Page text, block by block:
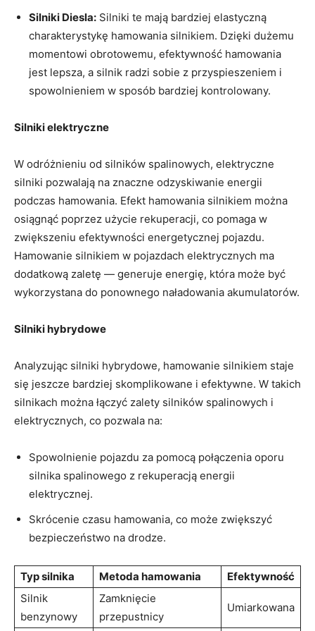
Silniki Diesla: Silniki te mają bardziej elastyczną
charakterystykę hamowania silnikiem. Dzięki dużemu
momentowi obrotowemu, efektywność hamowania
jest lepsza, a silnik radzi sobie z przyspieszeniem i
spowolnieniem w sposób bardziej kontrolowany.
Silniki elektryczne
W odróżnieniu od silników spalinowych, elektryczne
silniki pozwalają na znaczne odzyskiwanie energii
podczas hamowania. Efekt hamowania silnikiem można
osiągnąć poprzez użycie rekuperacji, co pomaga w
zwiększeniu efektywności energetycznej pojazdu.
Hamowanie silnikiem w pojazdach elektrycznych ma
dodatkową zaletę — generuje energię, która może być
wykorzystana do ponownego naładowania akumulatorów.
Silniki hybrydowe
Analyzując silniki hybrydowe, hamowanie silnikiem staje
się jeszcze bardziej skomplikowane i efektywne. W takich
silnikach można łączyć zalety silników spalinowych i
elektrycznych, co pozwala na:
Spowolnienie pojazdu za pomocą połączenia oporu
silnika spalinowego z rekuperacją energii
elektrycznej.
Skrócenie czasu hamowania, co może zwiększyć
bezpieczeństwo na drodze.
Typ silnika Metoda hamowania
Efektywność
Silnik
benzynowy
Zamknięcie
przepustnicy
Umiarkowana